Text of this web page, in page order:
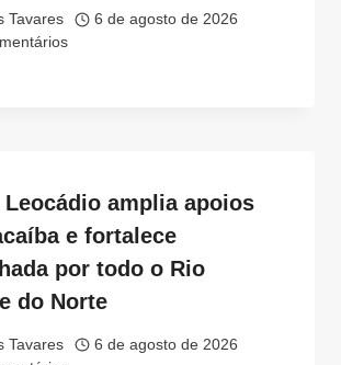
Tavares
6 de agosto de 2026
Leocádio amplia apoios
e fortalece
por todo o Rio
do Norte
Tavares
6 de agosto de 2026